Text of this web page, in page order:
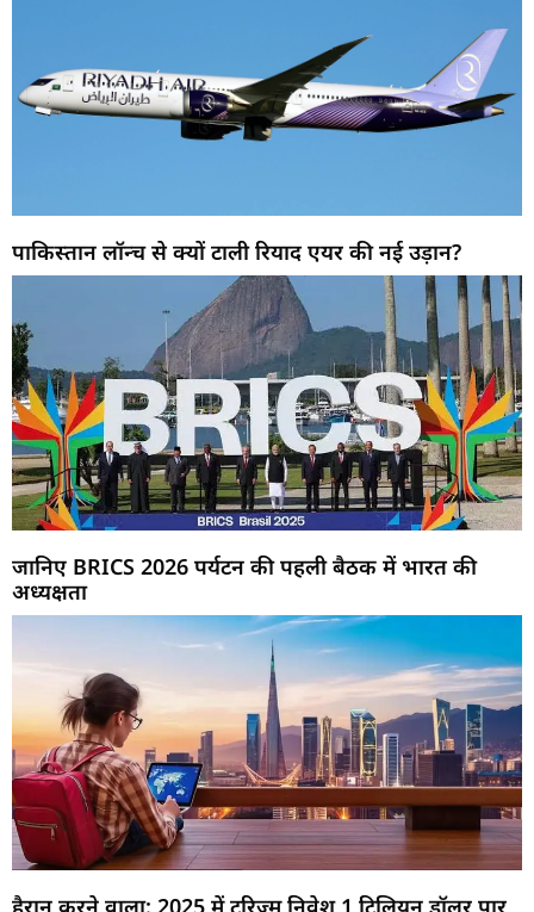
पाकिस्तान लॉन्च से क्यों टाली रियाद एयर की नई उड़ान?
जानिए BRICS 2026 पर्यटन की पहली बैठक में भारत की
अध्यक्षता